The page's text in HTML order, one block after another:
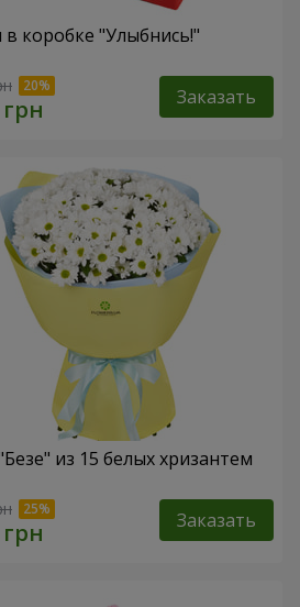
коробке "Улыбнись!"
Заказать
из 15 белых хризантем
Заказать